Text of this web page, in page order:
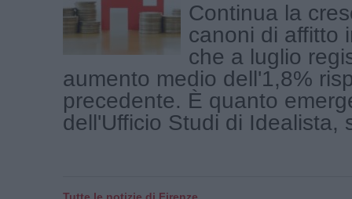
Continua la
canoni di affitto
che a luglio
aumento medio dell'1,8%
precedente. È quanto
dell'Ufficio Studi di Idealista,